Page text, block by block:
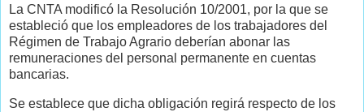
La CNTA modificó la Resolución 10/2001, por la que se
estableció que los empleadores de los trabajadores del
Régimen de Trabajo Agrario deberían abonar las
remuneraciones del personal permanente en cuentas
bancarias.
Se establece que dicha obligación regirá respecto de los